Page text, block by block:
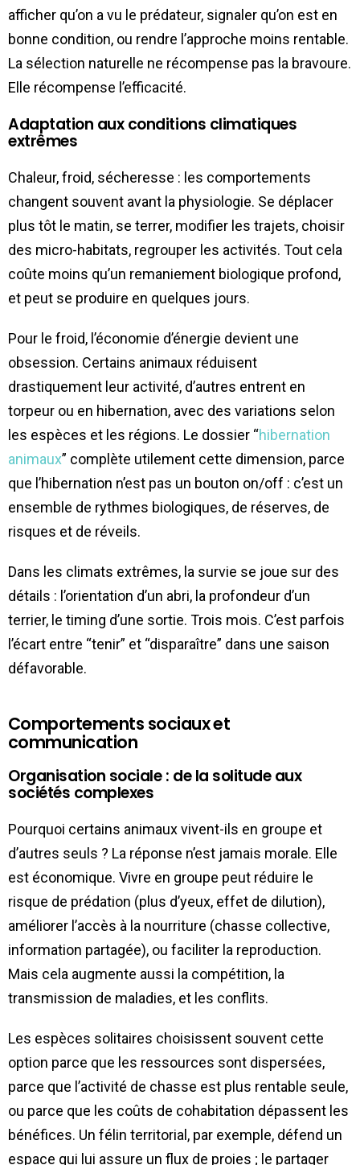
afficher qu’on a vu le prédateur, signaler qu’on est en
bonne condition, ou rendre l’approche moins rentable.
La sélection naturelle ne récompense pas la bravoure.
Elle récompense l’efficacité.
Adaptation aux conditions climatiques
extrêmes
Chaleur, froid, sécheresse : les comportements
changent souvent avant la physiologie. Se déplacer
plus tôt le matin, se terrer, modifier les trajets, choisir
des micro-habitats, regrouper les activités. Tout cela
coûte moins qu’un remaniement biologique profond,
et peut se produire en quelques jours.
Pour le froid, l’économie d’énergie devient une
obsession. Certains animaux réduisent
drastiquement leur activité, d’autres entrent en
torpeur ou en hibernation, avec des variations selon
les espèces et les régions. Le dossier “hibernation
animaux” complète utilement cette dimension, parce
que l’hibernation n’est pas un bouton on/off : c’est un
ensemble de rythmes biologiques, de réserves, de
risques et de réveils.
Dans les climats extrêmes, la survie se joue sur des
détails : l’orientation d’un abri, la profondeur d’un
terrier, le timing d’une sortie. Trois mois. C’est parfois
l’écart entre “tenir” et “disparaître” dans une saison
défavorable.
Comportements sociaux et
communication
Organisation sociale : de la solitude aux
sociétés complexes
Pourquoi certains animaux vivent-ils en groupe et
d’autres seuls ? La réponse n’est jamais morale. Elle
est économique. Vivre en groupe peut réduire le
risque de prédation (plus d’yeux, effet de dilution),
améliorer l’accès à la nourriture (chasse collective,
information partagée), ou faciliter la reproduction.
Mais cela augmente aussi la compétition, la
transmission de maladies, et les conflits.
Les espèces solitaires choisissent souvent cette
option parce que les ressources sont dispersées,
parce que l’activité de chasse est plus rentable seule,
ou parce que les coûts de cohabitation dépassent les
bénéfices. Un félin territorial, par exemple, défend un
espace qui lui assure un flux de proies ; le partager